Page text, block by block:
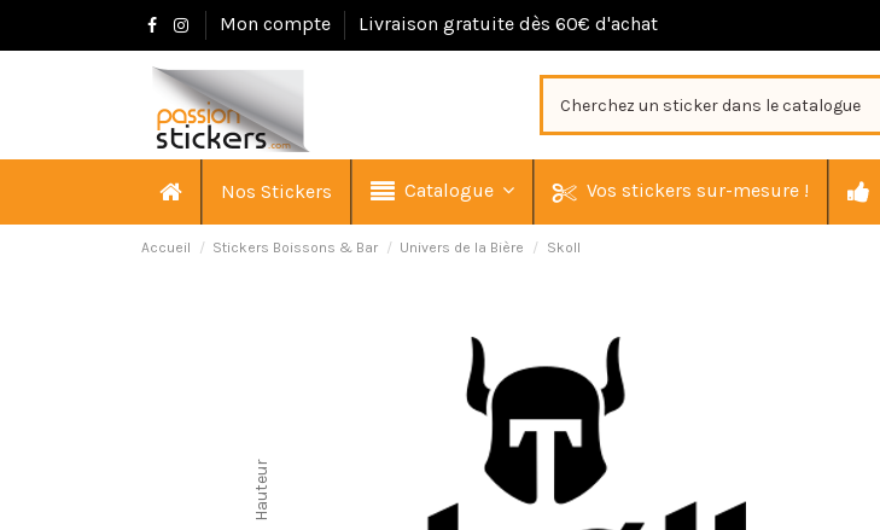
Mon compte Livraison gratuite dès 60€ d'achat
Nos Stickers Catalogue Vos stickers sur-mesure !
Accueil Stickers Boissons & Bar Univers de la Bière Skoll
Hauteur